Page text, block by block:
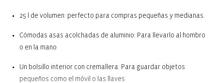
25 l de volumen: perfecto para compras pequeñas y medianas.
Cómodas asas acolchadas de aluminio: Para llevarlo al hombro
o en la mano
Un bolsillo interior con cremallera: Para guardar objetos
pequeños como el móvil o las llaves